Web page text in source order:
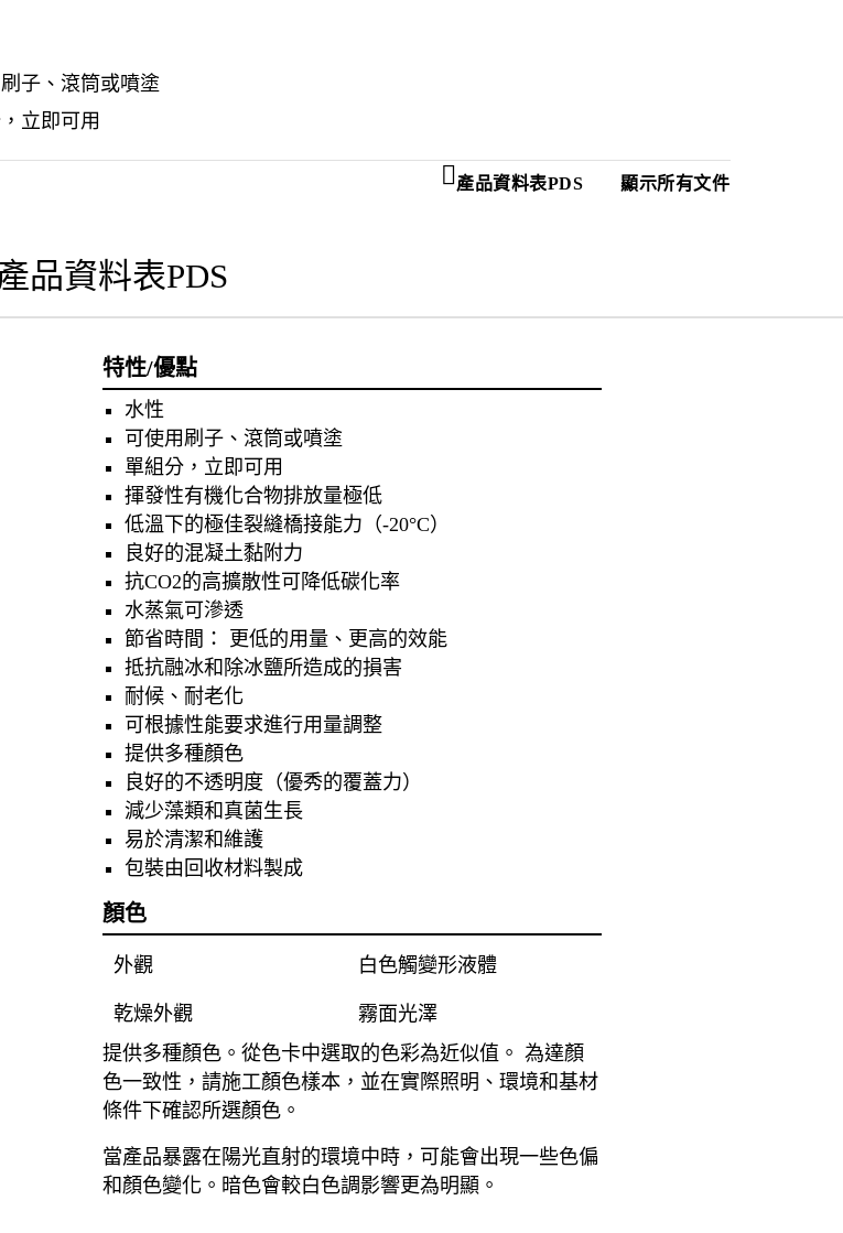
子、滾筒或噴塗
立即可用
產品資料表PDS 顯示所有文件
品資料表PDS
特性/優點
水性
可使用刷子、滾筒或噴塗
單組分，立即可用
揮發性有機化合物排放量極低
低溫下的極佳裂縫橋接能力（-20°C）
良好的混凝土黏附力
抗CO2的高擴散性可降低碳化率
水蒸氣可滲透
節省時間： 更低的用量、更高的效能
抵抗融冰和除冰鹽所造成的損害
耐候、耐老化
可根據性能要求進行用量調整
提供多種顏色
良好的不透明度（優秀的覆蓋力）
減少藻類和真菌生長
易於清潔和維護
包裝由回收材料製成
顏色
外觀 白色觸變形液體
乾燥外觀
霧面光澤
提供多種顏色。從色卡中選取的色彩為近似值。 為達顏
色一致性，請施工顏色樣本，並在實際照明、環境和基材
條件下確認所選顏色。
當產品暴露在陽光直射的環境中時，可能會出現一些色偏
和顏色變化。暗色會較白色調影響更為明顯。